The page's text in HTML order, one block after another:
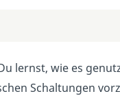
lernst, wie es
Schaltungen